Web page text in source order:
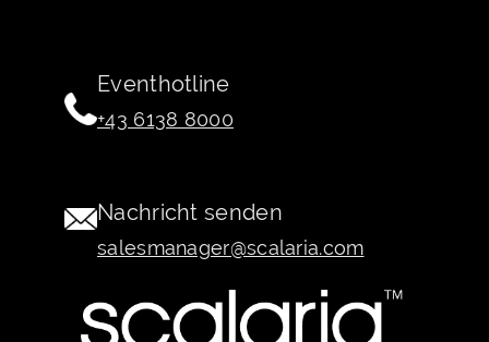
Eventhotline
+43 6138 8000
Nachricht senden
salesmanager@scalaria.com